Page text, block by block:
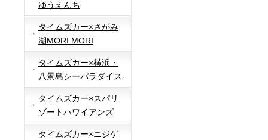
ゆうえんち
タイムズカー×さがみ
湖MORI MORI
タイムズカー×横浜・
八景島シーパラダイス
タイムズカー×スパリ
ゾートハワイアンズ
タイムズカー×ニジゲ